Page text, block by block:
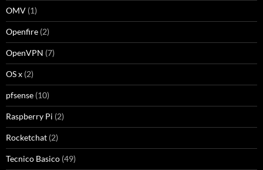
OMV (1)
Openfire (2)
OpenVPN (7)
OS x (2)
pfsense (10)
Raspberry Pi (2)
Rocketchat (2)
Tecnico Basico (49)